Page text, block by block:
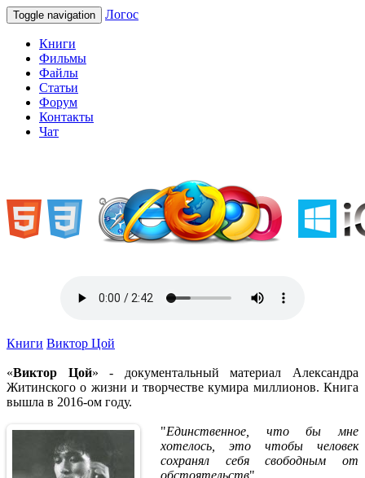
Toggle navigation Логос
Книги
Фильмы
Файлы
Статьи
Форум
Контакты
Чат
Книги Виктор Цой
«Виктор Цой» - документальный материал Александра
Житинского о жизни и творчестве кумира миллионов. Книга
вышла в 2016-ом году.
"Единственное, что бы мне
хотелось, это чтобы человек
сохранял себя свободным от
обстоятельств"